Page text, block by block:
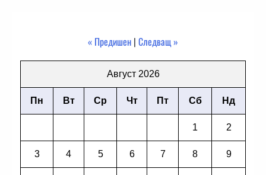
« Предишен | Следващ »
Август 2026
Пн Вт Ср Чт Пт Сб Нд
1 2
3 4 5 6 7 8 9